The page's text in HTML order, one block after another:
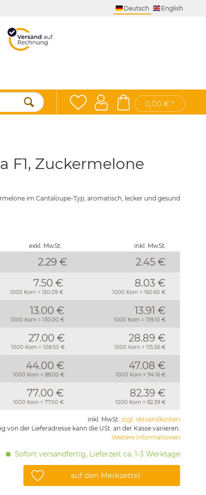
Deutsch English
0,00 € *
F1, Zuckermelone
im Cantaloupe-Typ, aromatisch, lecker und gesund
exkl. MwSt. inkl. MwSt.
2.29 € 2.45€
7.50 €
1000 Korn = 150.09 €
8.03 €
1000 Korn = 160.60 €
13.00 €
1000 Korn = 130.00 €
13.91 €
1000 Korn = 139.10 €
27.00 €
1000 Korn = 108.00 €
28.89 €
1000 Korn = 115.56 €
44.00 €
1000 Korn = 88.00 €
47.08 €
1000 Korn = 94.16 €
77.00 €
1000 Korn = 77.00 €
82.39 €
1000 Korn = 82.39 €
inkl. MwSt. zzgl. Versandkosten
von der Lieferadresse kann die USt. an der Kasse variieren.
Weitere Informationen
Sofort versandfertig, Lieferzeit ca. 1-3 Werktage
auf den Merkzettel